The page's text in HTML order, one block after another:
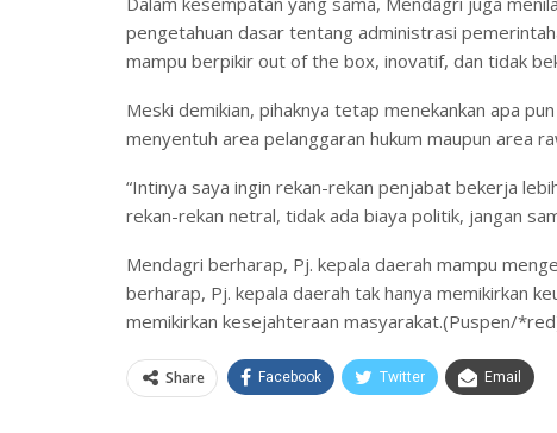
pengetahuan dasar tentang administrasi
mampu berpikir out of the box, inovatif, dan tidak
Meski demikian, pihaknya tetap menekankan apa
menyentuh area pelanggaran hukum maupun area
“Intinya saya ingin rekan-rekan penjabat bekerja
rekan-rekan netral, tidak ada biaya politik, jangan
Mendagri berharap, Pj. kepala daerah mampu
berharap, Pj. kepala daerah tak hanya memikirkan
memikirkan kesejahteraan masyarakat.(Puspen/
Share Facebook Twitter Email